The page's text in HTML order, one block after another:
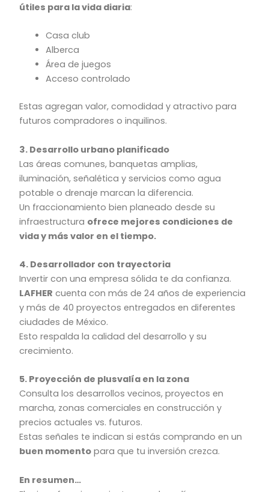
útiles para la vida diaria:
Casa club
Alberca
Área de juegos
Acceso controlado
Estas agregan valor, comodidad y atractivo para
futuros compradores o inquilinos.
3. Desarrollo urbano planificado
Las áreas comunes, banquetas amplias,
iluminación, señalética y servicios como agua
potable o drenaje marcan la diferencia.
Un fraccionamiento bien planeado desde su
infraestructura ofrece mejores condiciones de
vida y más valor en el tiempo.
4. Desarrollador con trayectoria
Invertir con una empresa sólida te da confianza.
LAFHER cuenta con más de 24 años de experiencia
y más de 40 proyectos entregados en diferentes
ciudades de México.
Esto respalda la calidad del desarrollo y su
crecimiento.
5. Proyección de plusvalía en la zona
Consulta los desarrollos vecinos, proyectos en
marcha, zonas comerciales en construcción y
precios actuales vs. futuros.
Estas señales te indican si estás comprando en un
buen momento para que tu inversión crezca.
En resumen…